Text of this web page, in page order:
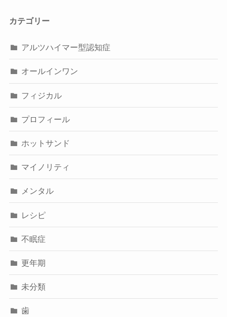
カテゴリー
アルツハイマー型認知症
オールインワン
フィジカル
プロフィール
ホットサンド
マイノリティ
メンタル
レシピ
不眠症
更年期
未分類
歯